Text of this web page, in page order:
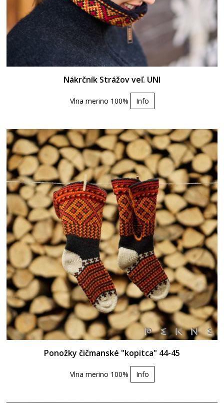
Nákrčník Strážov veľ. UNI
Vlna merino 100% Info
Ponožky čičmanské "kopitca" 44-45
Vlna merino 100% Info